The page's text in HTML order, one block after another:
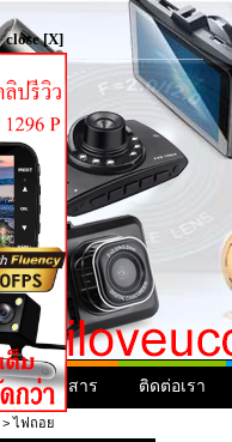
ข่าวสาร ติดต่อเรา
> ไฟถอย
close [X]